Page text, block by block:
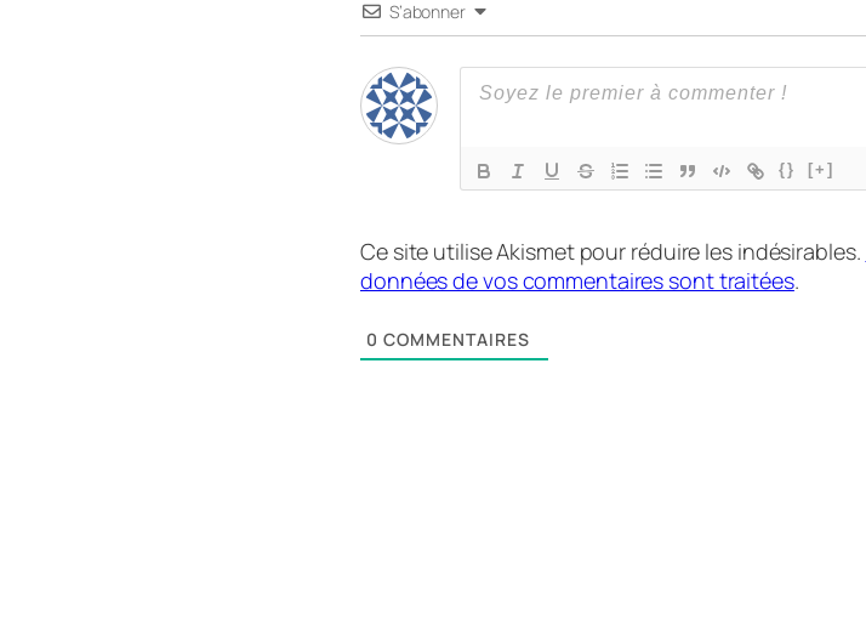
S’abonner
{} [+]
Ce site utilise Akismet pour réduire les indésirables.
données de vos commentaires sont traitées.
0 COMMENTAIRES